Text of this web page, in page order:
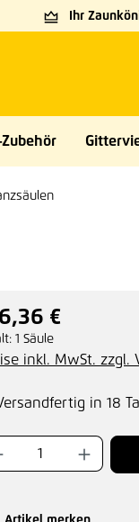
Ihr
Preis:
€
1 Säule
inkl. MwSt. zzgl.
in 18